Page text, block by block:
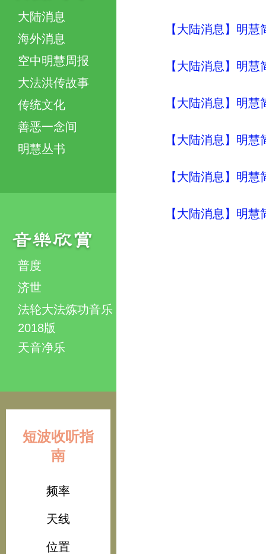
大陆消息
海外消息
空中明慧周报
大法洪传故事
传统文化
善恶一念间
明慧丛书
普度
济世
法轮大法炼功音乐
2018版
天音净乐
短波收听指
南
频率
天线
位置
【大陆消息】明
【大陆消息】明
【大陆消息】明
【大陆消息】明
【大陆消息】明
【大陆消息】明